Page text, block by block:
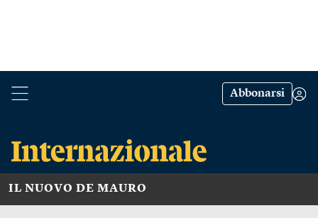
Abbonarsi
IL NUOVO DE MAURO